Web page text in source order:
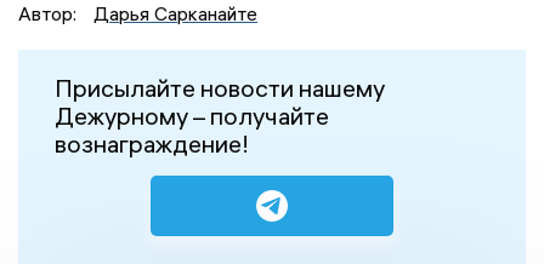
Автор:
Дарья Сарканайте
Присылайте новости нашему
Дежурному – получайте
вознаграждение!